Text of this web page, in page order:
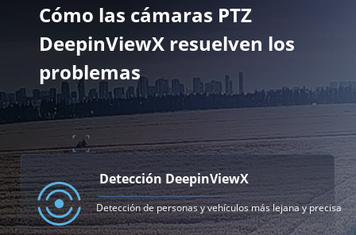
Cómo las cámaras PTZ
DeepinViewX resuelven los
problemas
Detección DeepinViewX
Detección de personas y vehículos más lejana y precisa